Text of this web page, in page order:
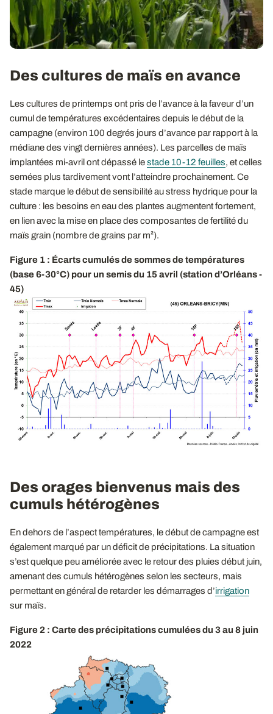
Des cultures de maïs en avance
Les cultures de printemps ont pris de l’avance à la faveur d’un
cumul de températures excédentaires depuis le début de la
campagne (environ 100 degrés jours d’avance par rapport à la
médiane des vingt dernières années). Les parcelles de maïs
implantées mi-avril ont dépassé lestade 10-12 feuilles, et celles
semées plus tardivement vont l’atteindre prochainement. Ce
stade marque le début de sensibilité au stress hydrique pour la
culture : les besoins en eau des plantes augmentent fortement,
en lien avec la mise en place des composantes de fertilité du
maïs grain (nombre de grains par m²).
Figure 1 : Écarts cumulés de sommes de températures
(base 6-30°C) pour un semis du 15 avril (station d’Orléans -
45)
Des orages bienvenus mais des
cumuls hétérogènes
En dehors de l’aspect températures, le début de campagne est
également marqué par un déficit de précipitations. La situation
s’est quelque peu améliorée avec le retour des pluies début juin,
amenant des cumuls hétérogènes selon les secteurs, mais
permettant en général de retarder les démarrages d’irrigation
sur maïs.
Figure 2 : Carte des précipitations cumulées du 3 au 8 juin
2022